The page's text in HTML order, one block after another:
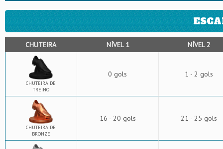
CHUTEIRA NÍVEL 1 NÍVEL 2
CHUTEIRA DE
TREINO
0 gols 1 - 2 gols
CHUTEIRA DE
BRONZE
16 - 20 gols 21 - 25 gols